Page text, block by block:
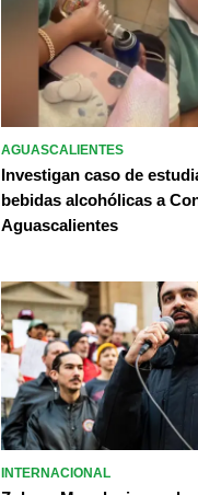
AGUASCALIENTES
Investigan caso de
bebidas alcohólicas a
Aguascalientes
INTERNACIONAL